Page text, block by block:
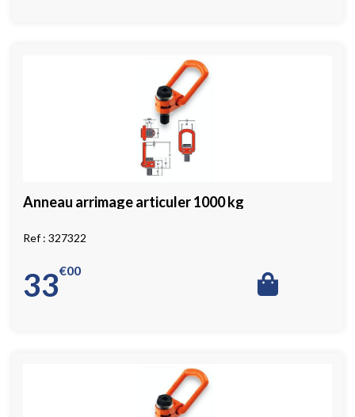
Anneau arrimage articuler 1000 kg
327322
33 00
€